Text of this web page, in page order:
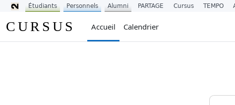
CURSUS Accueil Calendrier
Étudiants Personnels Alumni PARTAGE Cursus TEMPO